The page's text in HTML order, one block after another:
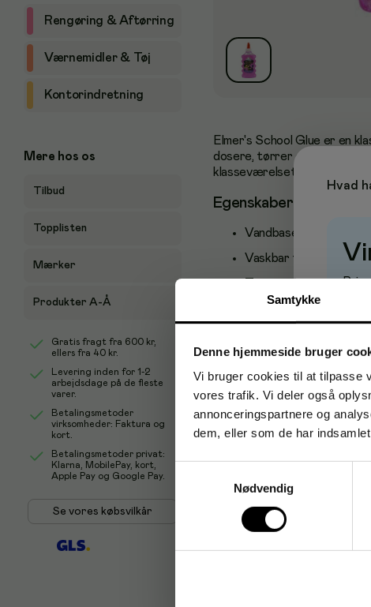
Samtykke
Denne hjemmeside bruger
Vi bruger cookies til at tilpasse
vores trafik. Vi deler også
annonceringspartnere og
dem, eller som de har
Nødvendig
Rengøring & Aftørring
Værnemidler & Tøj
Kontorindretning
Mere hos os
Tilbud
Topplisten
Mærker
Produkter A-Å
Gratis fragt fra 600 kr,
ellers fra 40 kr.
Levering inden for 1-2
arbejdsdage på de fleste
varer.
Betalingsmetoder
virksomheder: Faktura og
kort.
Betalingsmetoder privat:
Klarna, MobilePay, kort,
Apple Pay og Google Pay.
Se vores købsvilkår
Elmer's School Glue er en
dosere, tørrer
klasseværelset og
Egenskaber
Vandbaseret og giftfri
Vaskbar fra de fleste
Tørrer
God vedhæftning på
Praktisk
177 ml flaske, 1 stk
Anvendelse og brugere
håndværksprojekter,
Om Elmer's
Elmer's er et anerkendt
miljøer verden over.
Hvad